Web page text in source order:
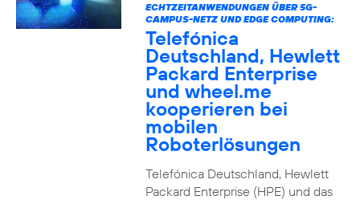
ECHTZEITANWENDUNGEN ÜBER 5G-
CAMPUS-NETZ UND EDGE COMPUTING:
Telefónica
Deutschland, Hewlett
Packard Enterprise
und wheel.me
kooperieren bei
mobilen
Roboterlösungen
Telefónica Deutschland, Hewlett
Packard Enterprise (HPE) und das